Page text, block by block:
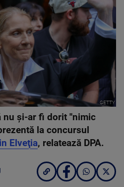
GETTY
nu şi-ar fi dorit ''nimic
la concursul
Elveţia, relatează DPA.